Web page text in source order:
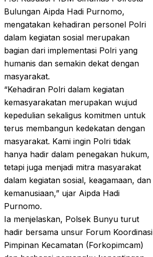
Bulungan Aipda Hadi Purnomo,
mengatakan kehadiran personel Polri
dalam kegiatan sosial merupakan
bagian dari implementasi Polri yang
humanis dan semakin dekat dengan
masyarakat.
“Kehadiran Polri dalam kegiatan
kemasyarakatan merupakan wujud
kepedulian sekaligus komitmen untuk
terus membangun kedekatan dengan
masyarakat. Kami ingin Polri tidak
hanya hadir dalam penegakan hukum,
tetapi juga menjadi mitra masyarakat
dalam kegiatan sosial, keagamaan, dan
kemanusiaan,” ujar Aipda Hadi
Purnomo.
Ia menjelaskan, Polsek Bunyu turut
hadir bersama unsur Forum Koordinasi
Pimpinan Kecamatan (Forkopimcam)